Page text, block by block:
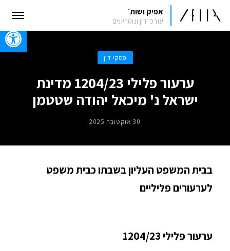
אפיק ושות׳
עורכי דין ונוטריונים
פסקי דין
ערעור פלילי 1204/23 מדינת
ישראל נ' מיכאל יהודה שטטמן
30 אוקטובר 2025
בבית המשפט העליון בשבתו כבית משפט
לערעורים פליליים
ערעור פלילי1204/23